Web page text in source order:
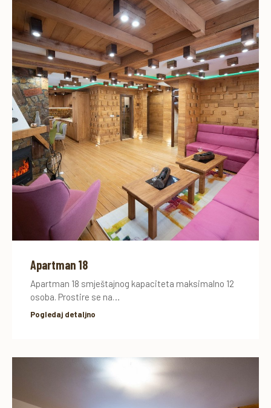
Apartman 18
Apartman 18 smještajnog kapaciteta maksimalno 12
osoba. Prostire se na…
Pogledaj detaljno